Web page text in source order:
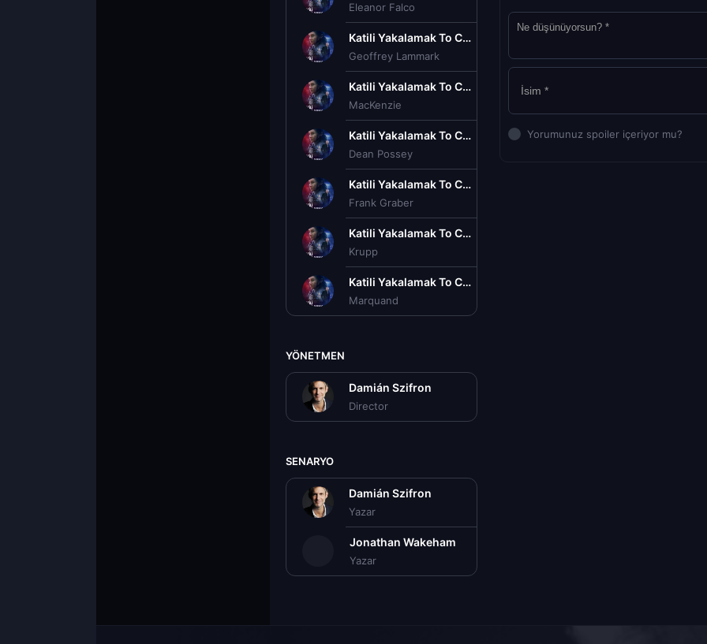
Eleanor Falco
Katili Yakalamak To Catch a Killer Tr Dublaj izle (2023)
Geoffrey Lammark
Katili Yakalamak To Catch a Killer Tr Dublaj izle (2023)
MacKenzie
Katili Yakalamak To Catch a Killer Tr Dublaj izle (2023)
Dean Possey
Katili Yakalamak To Catch a Killer Tr Dublaj izle (2023)
Frank Graber
Katili Yakalamak To Catch a Killer Tr Dublaj izle (2023)
Krupp
Katili Yakalamak To Catch a Killer Tr Dublaj izle (2023)
Marquand
YÖNETMEN
Damián Szifron
Director
SENARYO
Damián Szifron
Yazar
Jonathan Wakeham
Yazar
Yorumunuz spoiler içeriyor mu?